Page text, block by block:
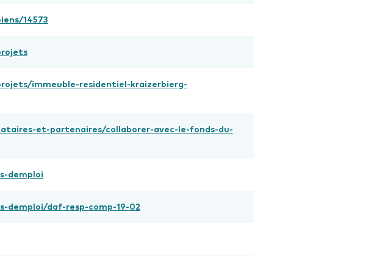
14573
immeuble-residentiel-kraizerbierg-
et-partenaires/collaborer-avec-le-fonds-du-
demploi
daf-resp-comp-19-02